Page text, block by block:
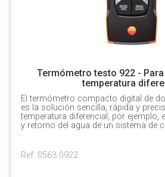
Termómetro testo 922 -
temperatura
El termómetro compacto digital de
es la solución sencilla, rápida y
temperatura diferencial, por ejemplo,
y retorno del agua de un sistema de
Ref. 0563 0922